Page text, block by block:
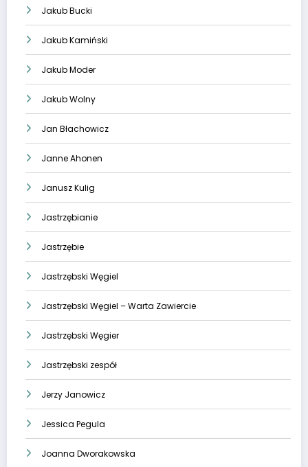
Jakub Bucki
Jakub Kamiński
Jakub Moder
Jakub Wolny
Jan Błachowicz
Janne Ahonen
Janusz Kulig
Jastrzębianie
Jastrzębie
Jastrzębski Węgiel
Jastrzębski Węgiel – Warta Zawiercie
Jastrzębski Węgier
Jastrzębski zespół
Jerzy Janowicz
Jessica Pegula
Joanna Dworakowska